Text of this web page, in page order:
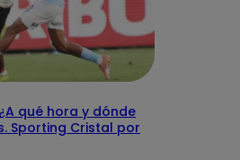
qué hora y dónde
Sporting Cristal por